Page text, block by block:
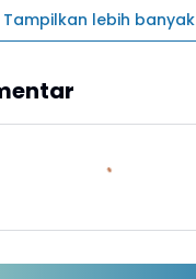
Tampilkan lebih banyak